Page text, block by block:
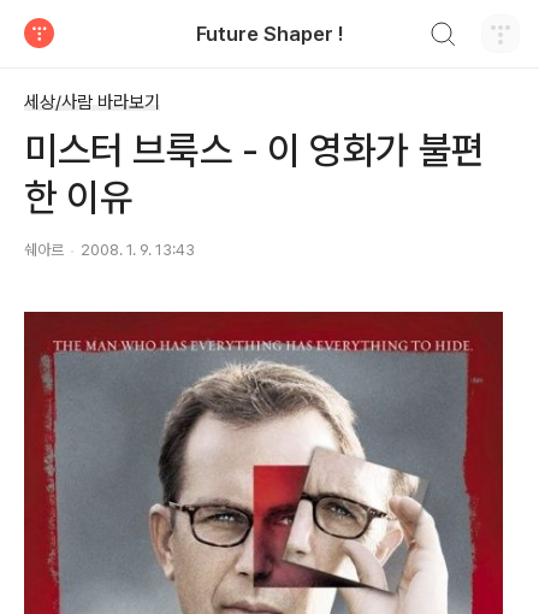
Future Shaper !
세상/사람 바라보기
미스터 브룩스 - 이 영화가 불편
한 이유
쉐아르 2008. 1. 9. 13:43